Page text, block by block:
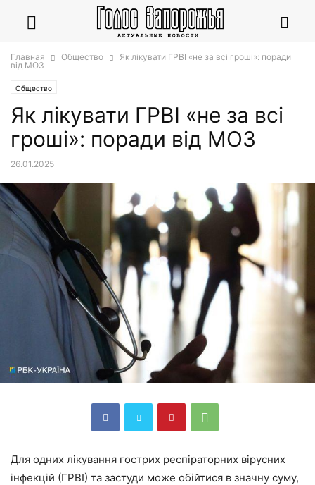
Главная Общество
Як лікувати ГРВІ «не за всі гроші»: поради
від МОЗ
Общество
Як лікувати ГРВІ «не за всі
гроші»: поради від МОЗ
26.01.2025
Для одних лікування гострих респіраторних вірусних
інфекцій (ГРВІ) та застуди може обійтися в значну суму,